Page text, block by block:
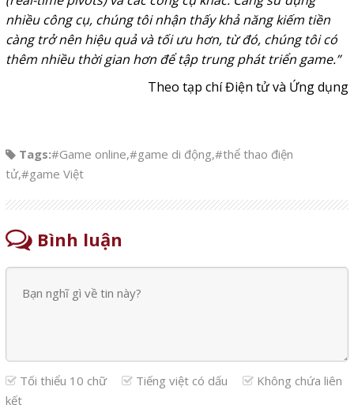
nhiều công cụ, chúng tôi nhận thấy khả năng kiếm tiền
càng trở nên hiệu quả và tối ưu hơn, từ đó, chúng tôi có
thêm nhiều thời gian hơn để tập trung phát triển game.”
Theo tạp chí Điện tử và Ứng dụng
Tags:#Game online,#game di động,#thể thao điện
tử,#game Việt
Bình luận
Tối thiểu 10 chữ Tiếng việt có dấu
Không chứa liên
kết